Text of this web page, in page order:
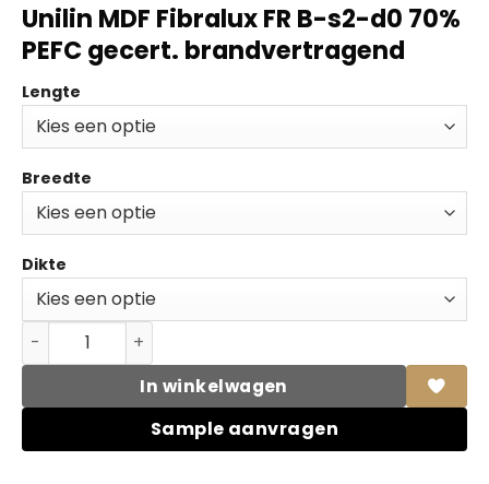
Unilin MDF Fibralux FR B-s2-d0 70%
PEFC gecert. brandvertragend
Lengte
Breedte
Dikte
Unilin MDF Fibralux FR B-s2-d0 70% PEFC gecert.
In winkelwagen
Sample aanvragen